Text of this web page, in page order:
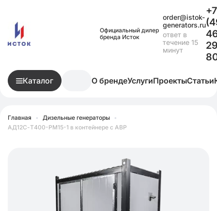
Официальный дилер
бренда Исток
order@istok-
generators.ru
ответ в
течение 15
минут
+7
Каталог О брендеУслугиПроектыСтатьи
Главная • Дизельные генераторы
•
АД12С-Т400-РМ15-1 в контейнере с АВР